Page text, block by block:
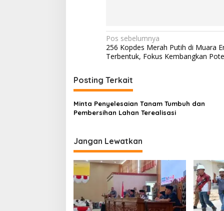
N
a
i
g
a
i
p
o
s
Pos sebelumnya
256 Kopdes Merah Putih di Muara
Terbentuk, Fokus Kembangkan
Posting Terkait
Minta Penyelesaian Tanam Tumbuh dan
Pembersihan Lahan Terealisasi
Jangan Lewatkan